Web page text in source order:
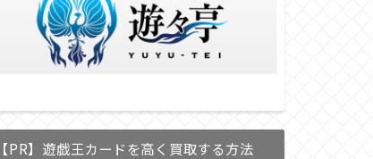
【PR】遊戯王カードを高く買取する方法